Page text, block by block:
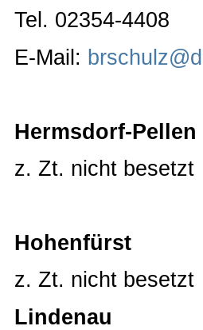
Tel. 02354-4408
E-Mail:
Hermsdorf-Pellen
z. Zt. nicht besetzt
Hohenfürst
z. Zt. nicht besetzt
Lindenau